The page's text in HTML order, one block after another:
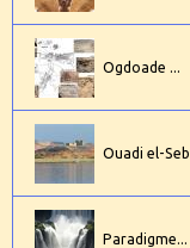
Ogdoade ...
Ouadi el-
Paradigme...